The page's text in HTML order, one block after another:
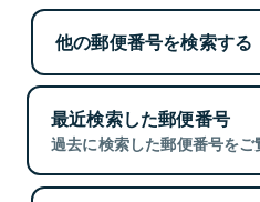
他の郵便番号を検索する
最近検索した郵便番号
過去に検索した郵便番号をご